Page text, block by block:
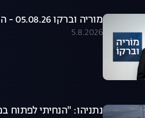
מוריה וברקו 05.08.26 - התכנית המלאה
5.8.2026
נתניהו: "הנחיתי לפתוח